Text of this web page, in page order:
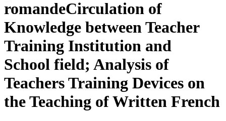
romandeCirculation of
Knowledge between Teacher
Training Institution and
School field; Analysis of
Teachers Training Devices on
the Teaching of Written French